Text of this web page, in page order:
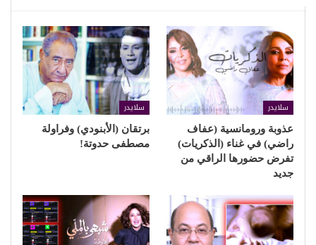
سلايدر
عذوبة ورومانسية (عفاف
راضي) في غناء (الذكريات)
تفرض حضورها الراقي من
جديد
سلايدر
برتقان (الأبنودي) وفراولة
مصطفى حدوتة!